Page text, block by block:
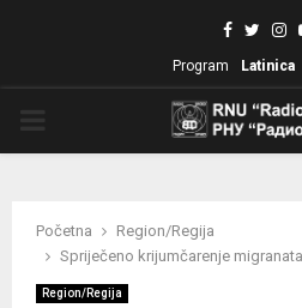
Program Latinica
Početna
Region/Regija
Spriječeno krijumčarenje
Region/Regija